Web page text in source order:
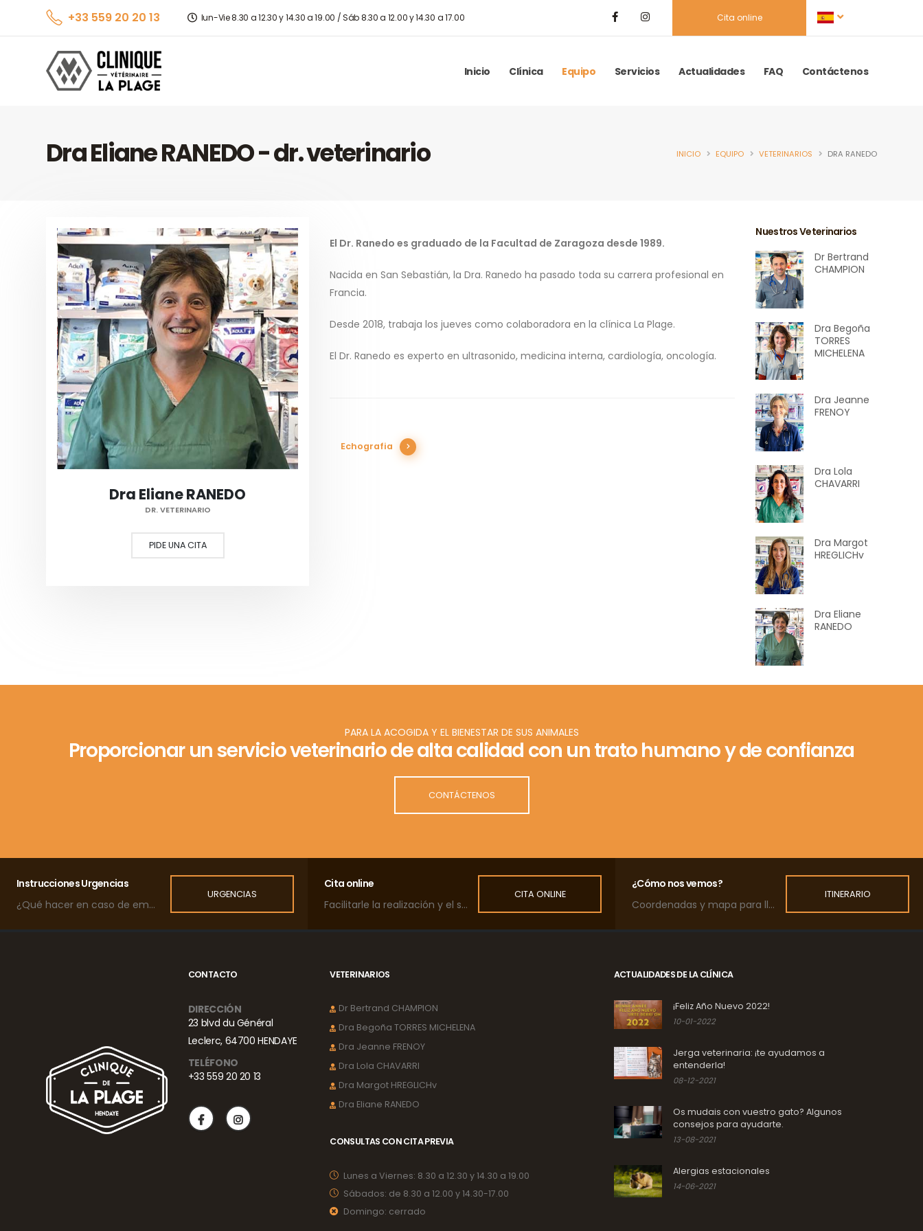
+33 559 20 20 13 lun-Vie 8.30 a 12.30 y 14.30 a 19.00 / Sáb 8.30 a 12.00 y 14.30 a 17.00 Cita online
Inicio Clínica Equipo Servicios Actualidades FAQ Contáctenos
Dra Eliane RANEDO - dr. veterinario INICIO EQUIPO VETERINARIOS DRA RANEDO
Dra Eliane RANEDO
DR. VETERINARIO
PIDE UNA CITA
El Dr. Ranedo es graduado de la Facultad de Zaragoza desde 1989.
Nacida en San Sebastián, la Dra. Ranedo ha pasado toda su carrera profesional en
Francia.
Desde 2018, trabaja los jueves como colaboradora en la clínica La Plage.
El Dr. Ranedo es experto en ultrasonido, medicina interna, cardiología, oncología.
Echografia
Nuestros Veterinarios
Dr Bertrand
CHAMPION
Dra Begoña
TORRES
MICHELENA
Dra Jeanne
FRENOY
Dra Lola
CHAVARRI
Dra Margot
HREGLICHv
Dra Eliane
RANEDO
PARA LA ACOGIDA Y EL BIENESTAR DE SUS ANIMALES
Proporcionar un servicio veterinario de alta calidad con un trato humano y de confianza
CONTÁCTENOS
Instrucciones Urgencias
¿Qué hacer en caso de emergencia?
URGENCIAS
Cita online
Facilitarle la realización y el seguimiento de las citas de su mascota.
CITA ONLINE
¿Cómo nos vemos?
Coordenadas y mapa para llegar a la clínica.
ITINERARIO
CONTACTO
DIRECCIÓN
23 blvd du Général
Leclerc, 64700 HENDAYE
TELÉFONO
+33 559 20 20 13
VETERINARIOS
Dr Bertrand CHAMPION
Dra Begoña TORRES MICHELENA
Dra Jeanne FRENOY
Dra Lola CHAVARRI
Dra Margot HREGLICHv
Dra Eliane RANEDO
CONSULTAS CON CITA PREVIA
Lunes a Viernes: 8.30 a 12.30 y 14.30 a 19.00
Sábados: de 8.30 a 12.00 y 14.30-17.00
Domingo: cerrado
ACTUALIDADES DE LA CLÍNICA
¡Feliz Año Nuevo 2022!
10-01-2022
Jerga veterinaria: ¡te ayudamos a
entenderla!
08-12-2021
Os mudais con vuestro gato? Algunos
consejos para ayudarte.
13-08-2021
Alergias estacionales
14-06-2021